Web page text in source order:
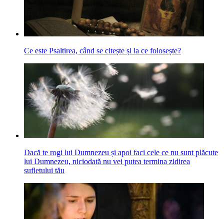
Ce este Psaltirea, când se citește și la ce folosește?
Dacă te rogi lui Dumnezeu și apoi faci cele ce nu sunt plăcute
lui Dumnezeu, niciodată nu vei putea termina zidirea
sufletului tău